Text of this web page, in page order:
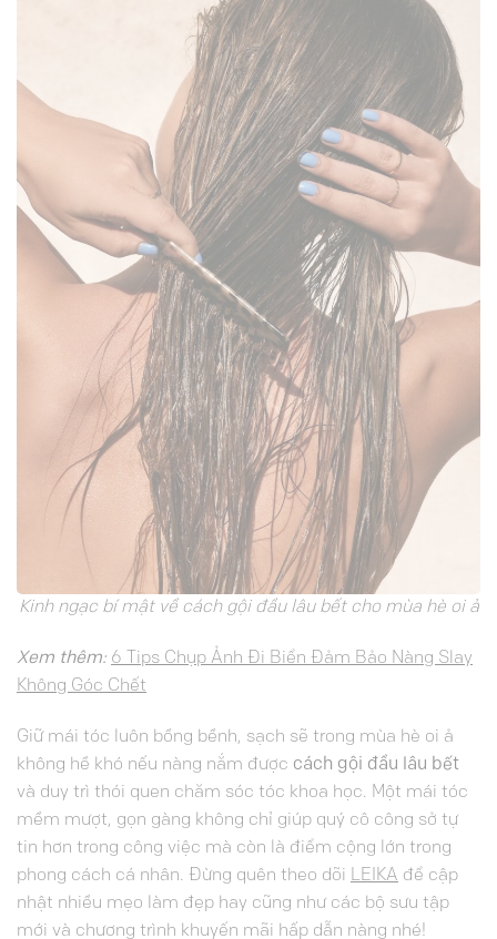
Kinh ngạc bí mật về cách gội đầu lâu bết cho mùa hè oi ả
Xem thêm: 6 Tips Chụp Ảnh Đi Biển Đảm Bảo Nàng Slay
Không Góc Chết
Giữ mái tóc luôn bồng bềnh, sạch sẽ trong mùa hè oi ả
không hề khó nếu nàng nắm được cách gội đầu lâu bết
và duy trì thói quen chăm sóc tóc khoa học. Một mái tóc
mềm mượt, gọn gàng không chỉ giúp quý cô công sở tự
tin hơn trong công việc mà còn là điểm cộng lớn trong
phong cách cá nhân. Đừng quên theo dõi LEIKA để cập
nhật nhiều mẹo làm đẹp hay cũng như các bộ sưu tập
mới và chương trình khuyến mãi hấp dẫn nàng nhé!